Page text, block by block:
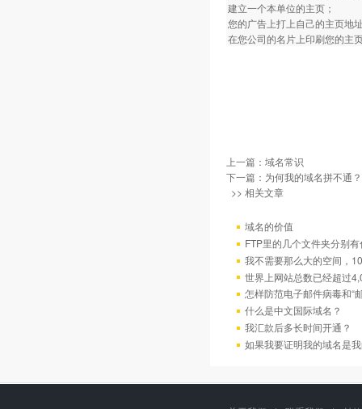
建立一个本单位的主页；
您的广告上打上自己的主页地
在您公司的名片上印刷您的主
上一篇： 域名常识
下一篇： 为何我的域名拼不通？
>> 相关文章
域名的价值
FTP里的几个文件夹分别
我不需要那么大的空间，
世界上网站总数已经超过
怎样防范电子邮件病毒和“
什么是中文国际域名？
我汇款后多长时间开通？
如果我要证明我的域名是